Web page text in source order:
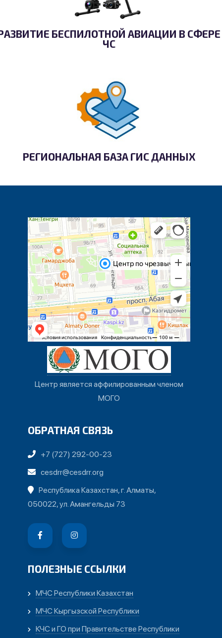
БЕСПИЛОТНОЙ АВИАЦИИ В СФЕРЕ
ЧС
РЕГИОНАЛЬНАЯ БАЗА ГИС ДАННЫХ
Центр является аффилированным членом
МОГО
ОБРАТНАЯ СВЯЗЬ
+7 (727) 292-00-23
cesdrr@cesdrr.org
Республика Казахстан, г. Алматы,
050022, ул. Амангельды 73
ПОЛЕЗНЫЕ ССЫЛКИ
МЧС Республики Казахстан
МЧС Кыргызской Республики
КЧС и ГО при Правительстве Республики